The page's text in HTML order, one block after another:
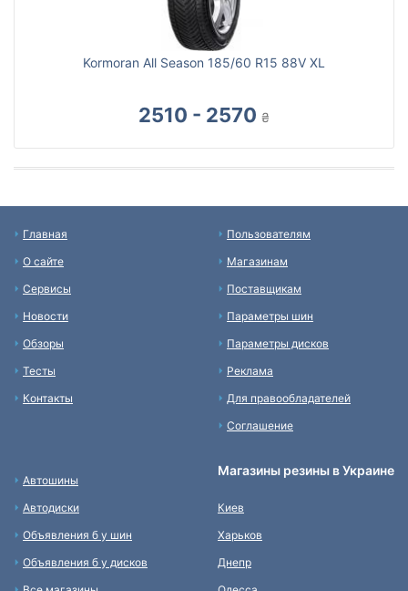
Kormoran All Season 185/60 R15 88V XL
2510 - 2570 ₴
Главная
О сайте
Сервисы
Новости
Обзоры
Тесты
Контакты
Пользователям
Магазинам
Поставщикам
Параметры шин
Параметры дисков
Реклама
Для правообладателей
Соглашение
Автошины
Автодиски
Объявления б у шин
Объявления б у дисков
Магазины резины в Украине
Киев
Харьков
Днепр